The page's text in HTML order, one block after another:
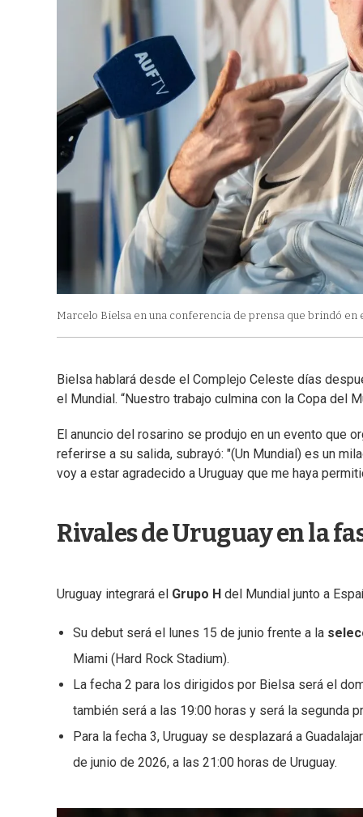
Marcelo Bielsa en una conferencia de prensa que brindó en
Bielsa hablará desde el Complejo Celeste días
el Mundial. “Nuestro trabajo culmina con la Copa del
El anuncio del rosarino se produjo en un evento que
referirse a su salida, subrayó: "(Un Mundial) es un
voy a estar agradecido a Uruguay que me haya
Rivales de Uruguay en la
Uruguay integrará el Grupo H del Mundial junto a
Su debut será el lunes 15 de junio frente a la
Miami (Hard Rock Stadium).
La fecha 2 para los dirigidos por Bielsa será el
también será a las 19:00 horas y será la segunda
Para la fecha 3, Uruguay se desplazará a
de junio de 2026, a las 21:00 horas de Uruguay.